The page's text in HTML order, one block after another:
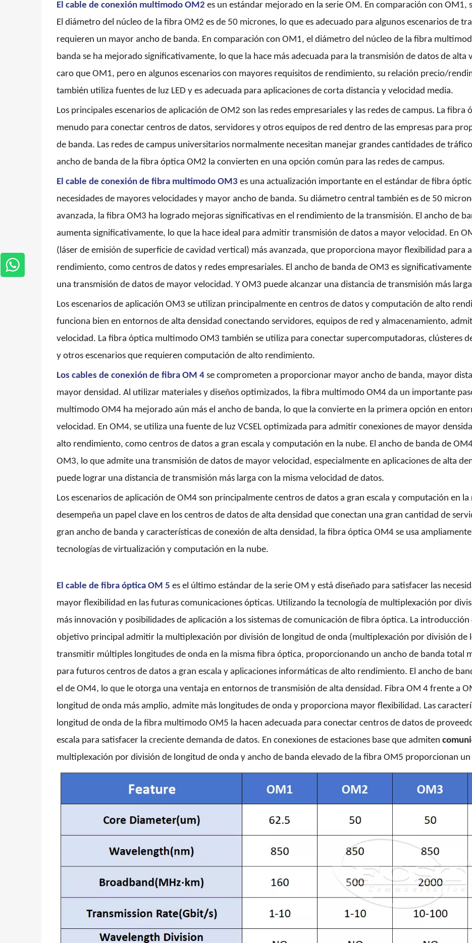
El cable de conexión multimodo OM2 es un estándar mejorado en la serie OM. En comparación con
El diámetro del núcleo de la fibra OM2 es de 50 micrones, lo que es adecuado para algunos escenarios de
requieren un mayor ancho de banda. En comparación con OM1, el diámetro del núcleo de la fibra
banda se ha mejorado significativamente, lo que la hace más adecuada para la transmisión de datos de alta
caro que OM1, pero en algunos escenarios con mayores requisitos de rendimiento, su relación precio/
también utiliza fuentes de luz LED y es adecuada para aplicaciones de corta distancia y velocidad media.
Los principales escenarios de aplicación de OM2 son las redes empresariales y las redes de campus. La
menudo para conectar centros de datos, servidores y otros equipos de red dentro de las empresas para
de banda. Las redes de campus universitarios normalmente necesitan manejar grandes cantidades de
ancho de banda de la fibra óptica OM2 la convierten en una opción común para las redes de campus.
El cable de conexión de fibra multimodo OM3 es una actualización importante en el estándar de fibra
necesidades de mayores velocidades y mayor ancho de banda. Su diámetro central también es de 50
avanzada, la fibra OM3 ha logrado mejoras significativas en el rendimiento de la transmisión. El ancho de
aumenta significativamente, lo que la hace ideal para admitir transmisión de datos a mayor velocidad. En
(láser de emisión de superficie de cavidad vertical) más avanzada, que proporciona mayor flexibilidad para
rendimiento, como centros de datos y redes empresariales. El ancho de banda de OM3 es
una transmisión de datos de mayor velocidad. Y OM3 puede alcanzar una distancia de transmisión más
Los escenarios de aplicación OM3 se utilizan principalmente en centros de datos y computación de alto
funciona bien en entornos de alta densidad conectando servidores, equipos de red y almacenamiento,
velocidad. La fibra óptica multimodo OM3 también se utiliza para conectar supercomputadoras, clústeres
y otros escenarios que requieren computación de alto rendimiento.
Los cables de conexión de fibra OM 4 se comprometen a proporcionar mayor ancho de banda, mayor
mayor densidad. Al utilizar materiales y diseños optimizados, la fibra multimodo OM4 da un importante
multimodo OM4 ha mejorado aún más el ancho de banda, lo que la convierte en la primera opción en
velocidad. En OM4, se utiliza una fuente de luz VCSEL optimizada para admitir conexiones de mayor
alto rendimiento, como centros de datos a gran escala y computación en la nube. El ancho de banda de
OM3, lo que admite una transmisión de datos de mayor velocidad, especialmente en aplicaciones de alta
puede lograr una distancia de transmisión más larga con la misma velocidad de datos.
Los escenarios de aplicación de OM4 son principalmente centros de datos a gran escala y computación en
desempeña un papel clave en los centros de datos de alta densidad que conectan una gran cantidad de
gran ancho de banda y características de conexión de alta densidad, la fibra óptica OM4 se usa
tecnologías de virtualización y computación en la nube.
El cable de fibra óptica OM 5 es el último estándar de la serie OM y está diseñado para satisfacer las
mayor flexibilidad en las futuras comunicaciones ópticas. Utilizando la tecnología de multiplexación por
más innovación y posibilidades de aplicación a los sistemas de comunicación de fibra óptica. La
objetivo principal admitir la multiplexación por división de longitud de onda (multiplexación por división de
transmitir múltiples longitudes de onda en la misma fibra óptica, proporcionando un ancho de banda total
para futuros centros de datos a gran escala y aplicaciones informáticas de alto rendimiento. El ancho de
el de OM4, lo que le otorga una ventaja en entornos de transmisión de alta densidad. Fibra OM 4 frente a
longitud de onda más amplio, admite más longitudes de onda y proporciona mayor flexibilidad. Las
longitud de onda de la fibra multimodo OM5 la hacen adecuada para conectar centros de datos de
escala para satisfacer la creciente demanda de datos. En conexiones de estaciones base que admiten
multiplexación por división de longitud de onda y ancho de banda elevado de la fibra OM5 proporcionan